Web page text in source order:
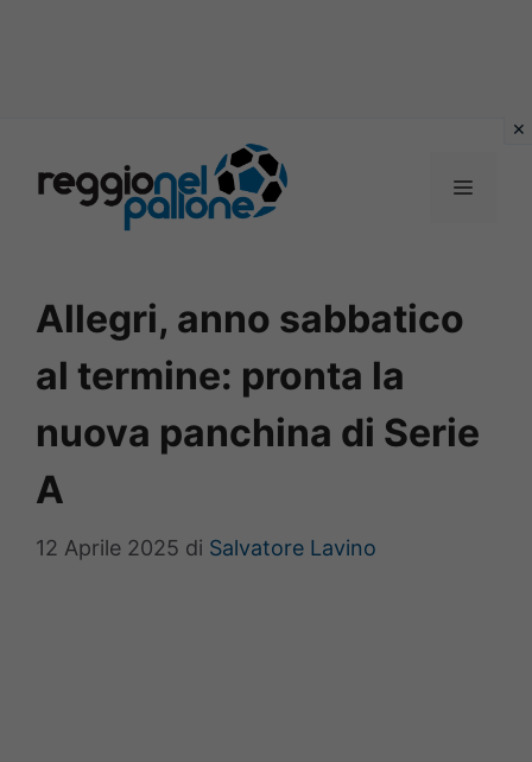
contenuto
MENU
Allegri, anno sabbatico
al termine: pronta la
nuova panchina di Serie
A
12 Aprile 2025 di Salvatore Lavino